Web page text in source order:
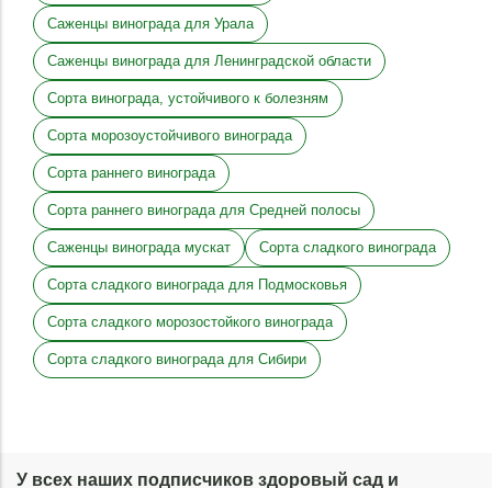
Саженцы винограда для Урала
Саженцы винограда для Ленинградской области
Сорта винограда, устойчивого к болезням
Сорта морозоустойчивого винограда
Сорта раннего винограда
Сорта раннего винограда для Средней полосы
Саженцы винограда мускат Сорта сладкого винограда
Сорта сладкого винограда для Подмосковья
Сорта сладкого морозостойкого винограда
Сорта сладкого винограда для Сибири
У всех наших подписчиков здоровый сад и